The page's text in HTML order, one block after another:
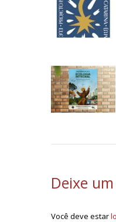
Deixe
Você deve estar